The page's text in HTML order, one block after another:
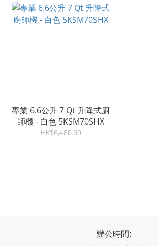
專業 6.6公升 7 Qt 升降式廚
師機 - 白色 5KSM70SHX
HK$6,480.00
辦公時間: